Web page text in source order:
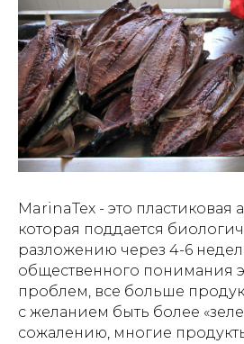
MarinaTex - это пластиковая
которая поддается
разложению через 4-6
общественного понимания
проблем, все больше
с желанием быть более
сожалению, многие